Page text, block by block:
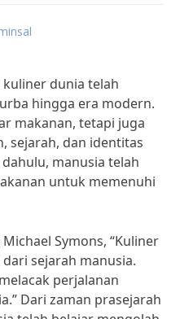
dunia telah
hingga era modern.
makanan, tetapi juga
sejarah, dan identitas
manusia telah
untuk memenuhi
Symons, “Kuliner
sejarah manusia.
perjalanan
Dari zaman prasejarah